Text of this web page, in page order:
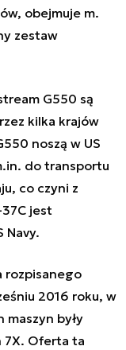
obejmuje m.
zestaw
G550 są
kilka krajów
noszą w US
do transportu
co czyni z
jest
Navy.
rozpisanego
2016 roku, w
były
7X. Oferta ta